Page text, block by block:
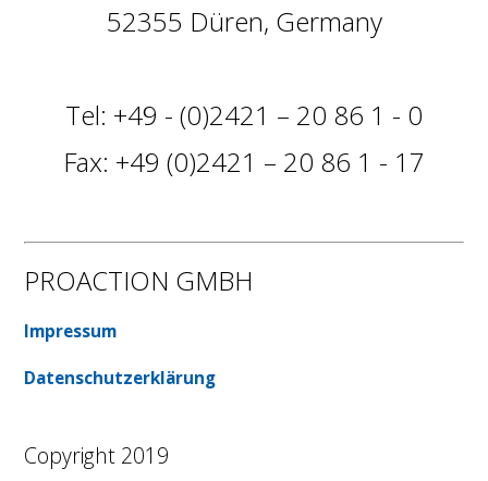
52355 Düren, Germany
Tel: +49 - (0)2421 – 20 86 1 - 0
Fax: +49 (0)2421 – 20 86 1 - 17
PROACTION GMBH
Impressum
Datenschutzerklärung
Copyright 2019